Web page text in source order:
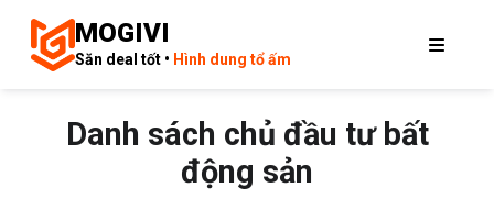
MOGIVI
Săn deal tốt • Hình dung tổ ấm
Danh sách chủ đầu tư bất
động sản